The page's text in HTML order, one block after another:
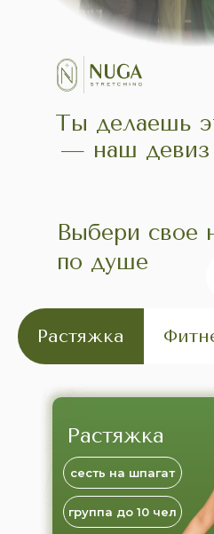
Ты делаешь
— наш девиз
Выбери свое
по душе
Растяжка
Растяжка
сесть на шпагат
группа до 10 чел